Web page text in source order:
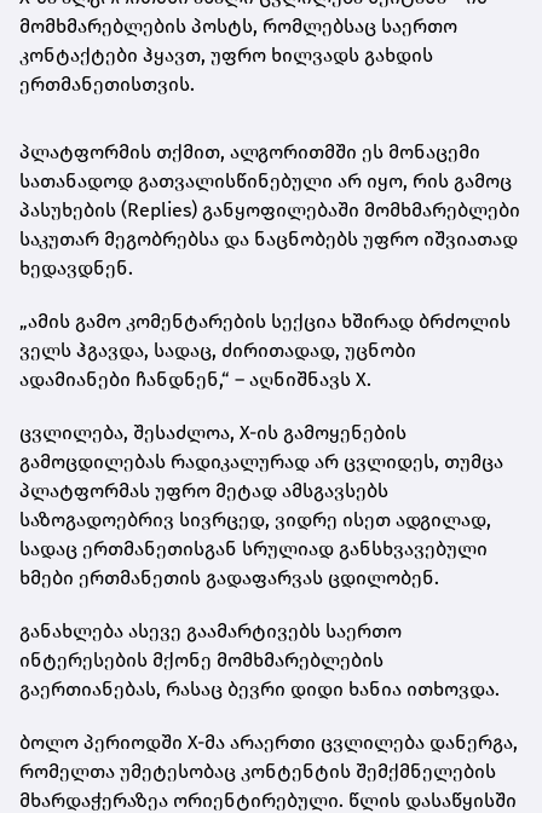
მომხმარებლების პოსტს, რომლებსაც საერთო
კონტაქტები ჰყავთ, უფრო ხილვადს გახდის
ერთმანეთისთვის.
პლატფორმის თქმით, ალგორითმში ეს მონაცემი
სათანადოდ გათვალისწინებული არ იყო, რის გამოც
პასუხების (Replies) განყოფილებაში მომხმარებლები
საკუთარ მეგობრებსა და ნაცნობებს უფრო იშვიათად
ხედავდნენ.
„ამის გამო კომენტარების სექცია ხშირად ბრძოლის
ველს ჰგავდა, სადაც, ძირითადად, უცნობი
ადამიანები ჩანდნენ,“ – აღნიშნავს X.
ცვლილება, შესაძლოა, X-ის გამოყენების
გამოცდილებას რადიკალურად არ ცვლიდეს, თუმცა
პლატფორმას უფრო მეტად ამსგავსებს
საზოგადოებრივ სივრცედ, ვიდრე ისეთ ადგილად,
სადაც ერთმანეთისგან სრულიად განსხვავებული
ხმები ერთმანეთის გადაფარვას ცდილობენ.
განახლება ასევე გაამარტივებს საერთო
ინტერესების მქონე მომხმარებლების
გაერთიანებას, რასაც ბევრი დიდი ხანია ითხოვდა.
ბოლო პერიოდში X-მა არაერთი ცვლილება დანერგა,
რომელთა უმეტესობაც კონტენტის შემქმნელების
მხარდაჭერაზეა ორიენტირებული. წლის დასაწყისში